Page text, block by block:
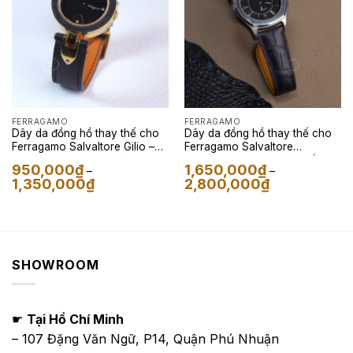
FERRAGAMO
Dây da đồng hồ thay thế cho
Ferragamo Salvaltore Gilio –
950,000₫ –
1,350,000₫Khoảng
giá:
FERRAGAMO
Dây da đồng hồ thay thế cho
Ferragamo Salvaltore
Màu Đen
1,650,000₫ –
2,800,000₫Khoảng
giá:
SHOWROOM
☛ Tại Hồ Chí Minh
– 107 Đặng Văn Ngữ, P14, Quận Phú Nhuận